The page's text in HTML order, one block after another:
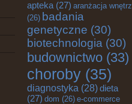
apteka (27) aranżacja wnętrz
(26) badania
genetyczne (30)
biotechnologia (30)
budownictwo (33)
choroby (35)
diagnostyka (28)dieta
(27) dom (26) e-commerce